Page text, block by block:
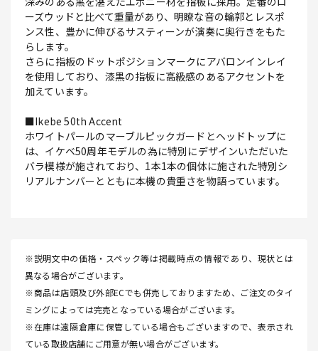
ーズウッドと比べて重量があり、明瞭な音の輪郭とレスポ
ンス性、豊かに伸びるサスティーンが演奏に奥行きをもた
らします。
さらに指板のドットポジションマークにアバロンインレイ
を使用しており、漆黒の指板に高級感のあるアクセントを
加えています。
■Ikebe 50th Accent
ホワイトパールのマーブルピックガードとヘッドトップに
は、イケベ50周年モデルの為に特別にデザインいただいた
バラ模様が施されており、1本1本の個体に施された特別シ
リアルナンバーとともに本機の貴重さを物語っています。
※説明文中の価格・スペック等は掲載時点の情報であり、現状とは
異なる場合がございます。
※商品は店頭及び外部ECでも併売しておりますため、ご注文のタイ
ミングによっては完売となっている場合がございます。
※在庫は遠隔倉庫に保管している場合もございますので、表示され
ている取扱店舗にご用意が無い場合がございます。